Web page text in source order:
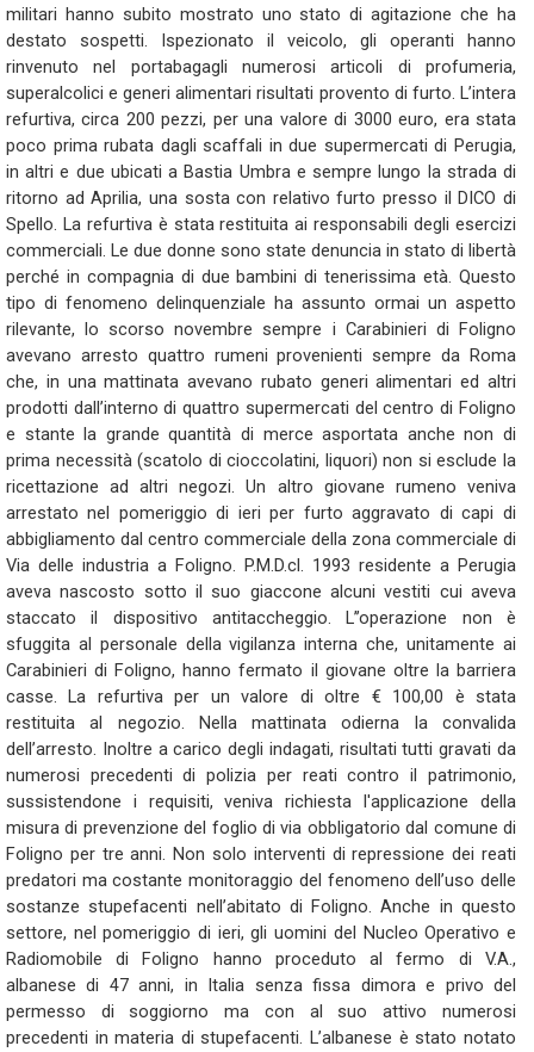
militari hanno subito mostrato uno stato di agitazione che ha
destato sospetti. Ispezionato il veicolo, gli operanti hanno
rinvenuto nel portabagagli numerosi articoli di profumeria,
superalcolici e generi alimentari risultati provento di furto. L’intera
refurtiva, circa 200 pezzi, per una valore di 3000 euro, era stata
poco prima rubata dagli scaffali in due supermercati di Perugia,
in altri e due ubicati a Bastia Umbra e sempre lungo la strada di
ritorno ad Aprilia, una sosta con relativo furto presso il DICO di
Spello. La refurtiva è stata restituita ai responsabili degli esercizi
commerciali. Le due donne sono state denuncia in stato di libertà
perché in compagnia di due bambini di tenerissima età. Questo
tipo di fenomeno delinquenziale ha assunto ormai un aspetto
rilevante, lo scorso novembre sempre i Carabinieri di Foligno
avevano arresto quattro rumeni provenienti sempre da Roma
che, in una mattinata avevano rubato generi alimentari ed altri
prodotti dall’interno di quattro supermercati del centro di Foligno
e stante la grande quantità di merce asportata anche non di
prima necessità (scatolo di cioccolatini, liquori) non si esclude la
ricettazione ad altri negozi. Un altro giovane rumeno veniva
arrestato nel pomeriggio di ieri per furto aggravato di capi di
abbigliamento dal centro commerciale della zona commerciale di
Via delle industria a Foligno. P.M.D.cl. 1993 residente a Perugia
aveva nascosto sotto il suo giaccone alcuni vestiti cui aveva
staccato il dispositivo antitaccheggio. L’’operazione non è
sfuggita al personale della vigilanza interna che, unitamente ai
Carabinieri di Foligno, hanno fermato il giovane oltre la barriera
casse. La refurtiva per un valore di oltre € 100,00 è stata
restituita al negozio. Nella mattinata odierna la convalida
dell’arresto. Inoltre a carico degli indagati, risultati tutti gravati da
numerosi precedenti di polizia per reati contro il patrimonio,
sussistendone i requisiti, veniva richiesta l'applicazione della
misura di prevenzione del foglio di via obbligatorio dal comune di
Foligno per tre anni. Non solo interventi di repressione dei reati
predatori ma costante monitoraggio del fenomeno dell’uso delle
sostanze stupefacenti nell’abitato di Foligno. Anche in questo
settore, nel pomeriggio di ieri, gli uomini del Nucleo Operativo e
Radiomobile di Foligno hanno proceduto al fermo di V.A.,
albanese di 47 anni, in Italia senza fissa dimora e privo del
permesso di soggiorno ma con al suo attivo numerosi
precedenti in materia di stupefacenti. L’albanese è stato notato